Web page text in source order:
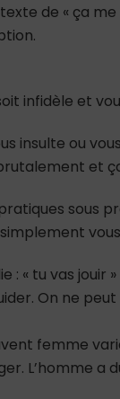
de « ça
infidèle et
insulte ou
et
sous
: « tu vas jouir
On ne
femme
L’homme a